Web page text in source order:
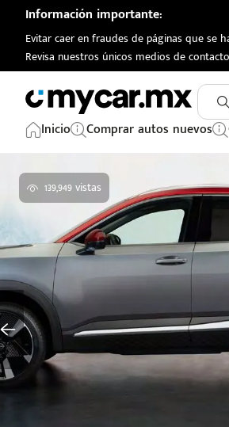
Información importante:
Evitar caer en fraudes de páginas que se
Revisa nuestros únicos medios de
Inicio Comprar autos nuevos
139,949 vistas